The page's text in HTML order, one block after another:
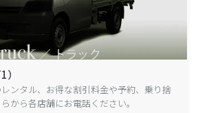
ンタル、お得な割引料金や予約、乗り捨
から各店舗にお電話ください。